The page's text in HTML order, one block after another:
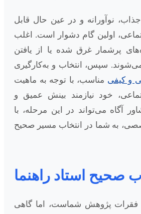
نوآورانه و در عین حال قابل
اولین گام دشوار است. اغلب
پرشمار غرق شده یا از یافتن
سپس، انتخاب و به‌کارگیری
و کیفی مناسب، با توجه به ماهیت
خود نیازمند بینش عمیق و
آگاه می‌تواند در این مرحله، با
به شما در انتخاب مسیر صحیح
صحیح استاد راهنما
فقرات پژوهش شماست، اما گاهی